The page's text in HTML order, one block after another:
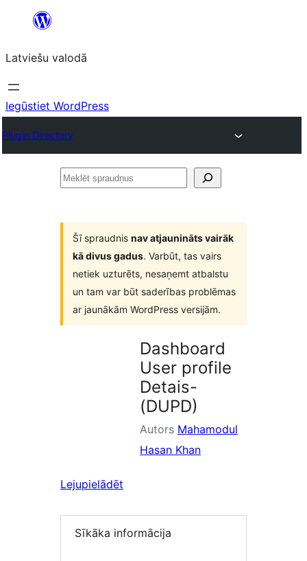
Pāriet
saturu
Latviešu valodā
Iegūstiet WordPress
Plugin Directory
Meklēt
Šī spraudnis nav atjaunināts vairāk
kā divus gadus. Varbūt, tas vairs
netiek uzturēts, nesaņemt atbalstu
un tam var būt saderības problēmas
ar jaunākām WordPress versijām.
Dashboard
User profile
Detais-
(DUPD)
Autors Mahamodul
Hasan Khan
Lejupielādēt
Sīkāka informācija